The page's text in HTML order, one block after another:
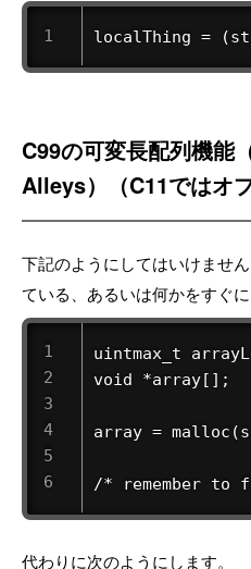
localThing =
C99の可変長配列機能
Alleys）（C11ではオ
下記のようにしてはいけませ
ている、あるいは何かをすぐに
uintmax_t
void *array[];
array =
/* remember to
代わりに次のようにします。